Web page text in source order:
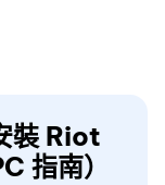
裝 Riot
指南）